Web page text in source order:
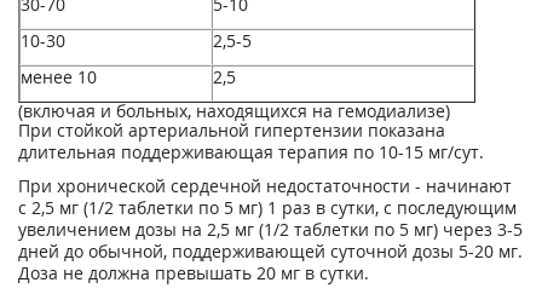
10-30
2,5-5
менее 10
2,5
(включая и больных, находящихся на гемодиализе)
При стойкой артериальной гипертензии показана
длительная поддерживающая терапия по 10-15 мг/сут.
При хронической сердечной недостаточности - начинают
с 2,5 мг (1/2 таблетки по 5 мг) 1 раз в сутки, с последующим
увеличением дозы на 2,5 мг (1/2 таблетки по 5 мг) через 3-5
дней до обычной, поддерживающей суточной дозы 5-20 мг.
Доза не должна превышать 20 мг в сутки.